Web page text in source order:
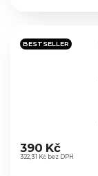
hvězdiček.
BESTSELLER
hodnocení
produktu
322,31 Kč bez DPH
390 Kč